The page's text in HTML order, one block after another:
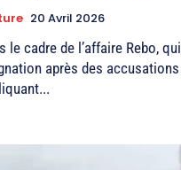
20 Avril 2026
le cadre de l’affaire Rebo,
après des